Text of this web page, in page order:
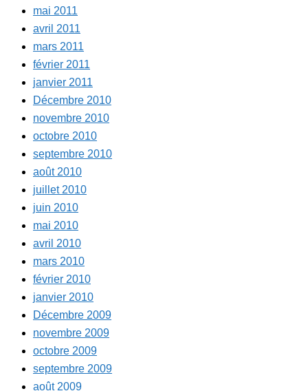
mai 2011
avril 2011
mars 2011
février 2011
janvier 2011
Décembre 2010
novembre 2010
octobre 2010
septembre 2010
août 2010
juillet 2010
juin 2010
mai 2010
avril 2010
mars 2010
février 2010
janvier 2010
Décembre 2009
novembre 2009
octobre 2009
septembre 2009
août 2009